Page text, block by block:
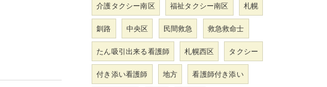
介護タクシー南区 福祉タクシー南区 札幌
釧路 中央区 民間救急 救急救命士
たん吸引出来る看護師 札幌西区 タクシー
付き添い看護師 地方 看護師付き添い